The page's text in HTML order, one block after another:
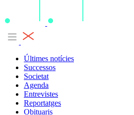
Últimes notícies
Successos
Societat
Agenda
Entrevistes
Reportatges
Obituaris